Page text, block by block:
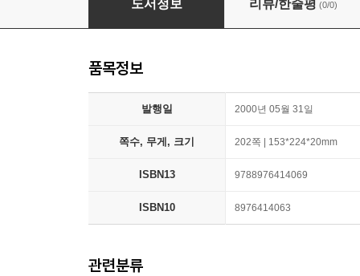
도서정보 리뷰/한줄평 (0/0)
품목정보
발행일 2000년 05월 31일
쪽수, 무게, 크기 202쪽 | 153*224*20mm
ISBN13 9788976414069
ISBN10 8976414063
관련분류